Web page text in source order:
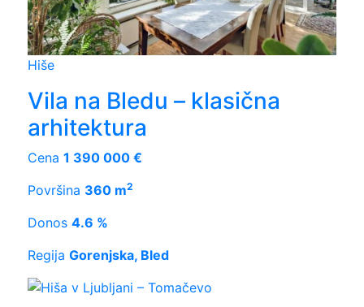
Hiše
Vila na Bledu – klasična
arhitektura
Cena 1 390 000 €
Površina 360 m2
Donos 4.6 %
Regija Gorenjska, Bled